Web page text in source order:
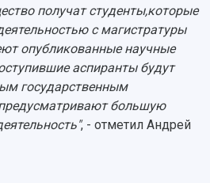
получат студенты,которые
с магистратуры
опубликованные научные
аспиранты будут
государственным
большую
, - отметил Андрей